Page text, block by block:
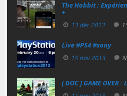
The Hobbit :
+
13 déc 2013
Live #PS4 #sony
15 nov 2013
[ DOC ] GAME OVER